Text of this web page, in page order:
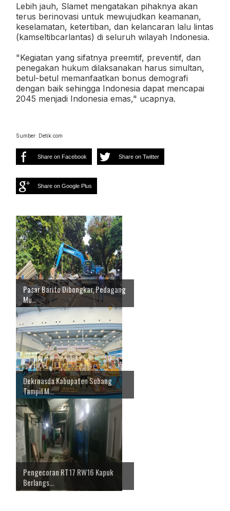
Lebih jauh, Slamet mengatakan pihaknya akan
terus berinovasi untuk mewujudkan keamanan,
keselamatan, ketertiban, dan kelancaran lalu lintas
(kamseltibcarlantas) di seluruh wilayah Indonesia.
"Kegiatan yang sifatnya preemtif, preventif, dan
penegakan hukum dilaksanakan harus simultan,
betul-betul memanfaatkan bonus demografi
dengan baik sehingga Indonesia dapat mencapai
2045 menjadi Indonesia emas," ucapnya.
Sumber: Detik.com
Share on Facebook Share on Twitter
Share on Google Plus
Pasar Barito Dibongkar, Pedagang
Mu...
Dekrnasda Kabupaten Subang
Tampil M...
Pengecoran RT17 RW16 Kapuk
Berlangs...